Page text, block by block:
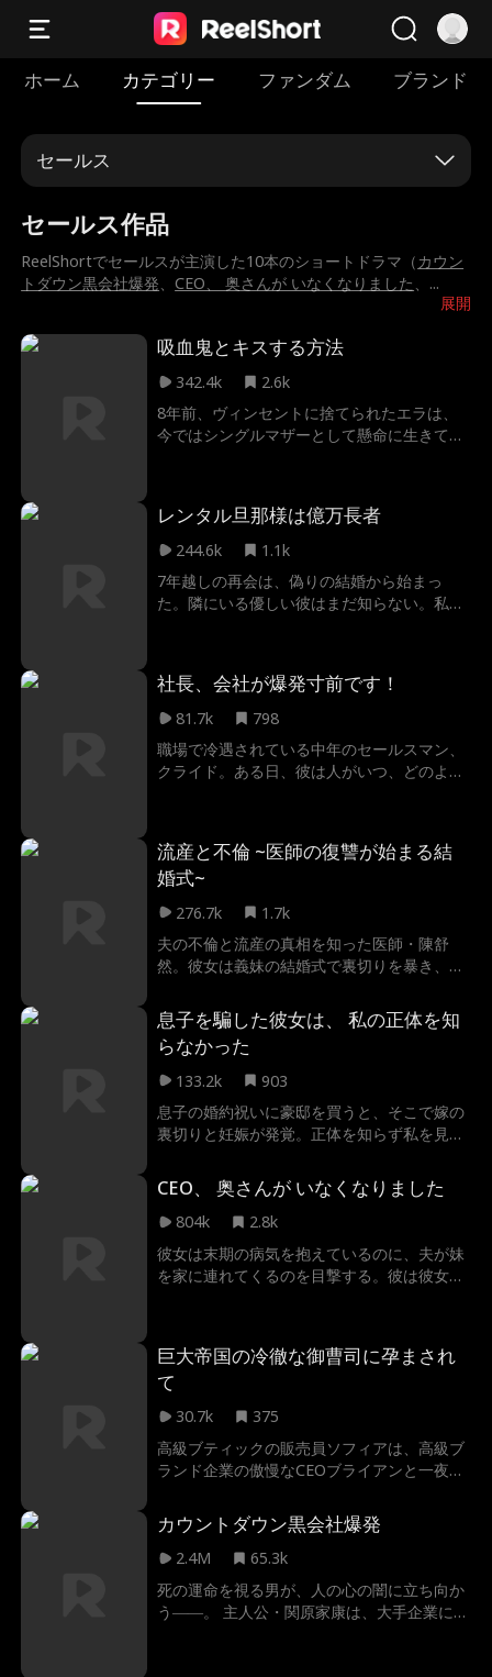
ホーム カテゴリー ファンダム ブランド
セールス
セールス作品
展開
ReelShortでセールスが主演した10本のショートドラマ（ カウン
トダウン黒会社爆発、CEO、 奥さんが いなくなりました 、 ...
吸血鬼とキスする方法
342.4k
2.6k
8年前、ヴィンセントに捨てられたエラは、
今ではシングルマザーとして懸命に生きてい
恋人・ヴィンセント。彼は「自分は仮面の男
ではない」と言い張りながらも、「敵が君を
を壊したはずの男が、今度は命の守り手？だ
が彼の態度はどこか人間離れしていて……。
レンタル旦那様は億万長者
244.6k
1.1k
7年越しの再会は、偽りの結婚から始まっ
た。隣にいる優しい彼はまだ知らない。私た
社長、会社が爆発寸前です！
81.7k
798
職場で冷遇されている中年のセールスマン、
クライド。ある日、彼は人がいつ、どのよう
言うことを信じようとしない。数日後、クラ
イドはその能力により、会社で爆発が起こ
り、ビルにいる全員が死ぬ運命にある事を知
る。全員を救うためには、爆弾を仕掛けた犯
人を突き止め、それを阻止しなければならな
い。
流産と不倫 ~医師の復讐が始まる結
婚式~
276.7k
1.7k
夫の不倫と流産の真相を知った医師・陳舒
然。彼女は義妹の結婚式で裏切りを暴き、壮
息子を騙した彼女は、 私の正体を知
らなかった
133.2k
903
息子の婚約祝いに豪邸を買うと、そこで嫁の
裏切りと妊娠が発覚。正体を知らず私を見下
CEO、 奥さんが いなくなりました
804k
2.8k
彼女は末期の病気を抱えているのに、夫が妹
を家に連れてくるのを目撃する。彼は彼女を
せようとしない...
巨大帝国の冷徹な御曹司に孕まされ
て
30.7k
375
高級ブティックの販売員ソフィアは、高級ブ
ランド企業の傲慢なCEOブライアンと一夜を
がらせを受け、家では家族にお金を搾取され
るソフィア。彼女の窮地にブライアンが駆け
つけ、悪意ある同僚や家族に立ち向かう。過
酷な状況にも負けない彼女の芯の強さに惹か
れた彼は、やがて正式にプロポーズし、二人
は共に幸せな人生を歩み始める。
カウントダウン黒会社爆発
2.4M
65.3k
死の運命を視る男が、人の心の闇に立ち向か
う――。 主人公・関原家康は、大手企業に勤